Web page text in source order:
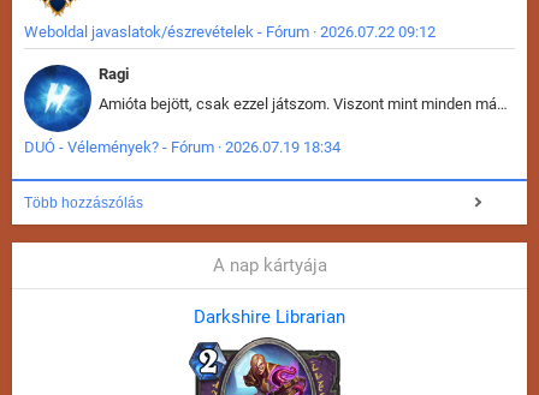
Weboldal javaslatok/észrevételek - Fórum · 2026.07.22 09:12
Ragi
Amióta bejött, csak ezzel játszom. Viszont mint minden más - akár az alapjáték is, ez is baromira összetett lett. Néha már pár kör után is esélytelen az egész. Vagy irreállisan túltápol valaki, vagy lelép a partner, vagy csak hülye mint a segg. És amikor eljönne az én időm, na akkor jön el mindenki másé is. Engem jobban érdekelne, hogy ki milyen ratingen szokott játszani. Na ez lenne egy érdekes adat.
DUÓ - Vélemények? - Fórum · 2026.07.19 18:34
Több hozzászólás
A nap kártyája
Darkshire Librarian